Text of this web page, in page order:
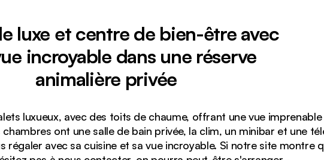
luxe et centre de bien-être avec
incroyable dans une réserve
animalière privée
luxueux, avec des toits de chaume, offrant une vue imprenable
ont une salle de bain privée, la clim, un minibar et une
régaler avec sa cuisine et sa vue incroyable. Si notre site montre